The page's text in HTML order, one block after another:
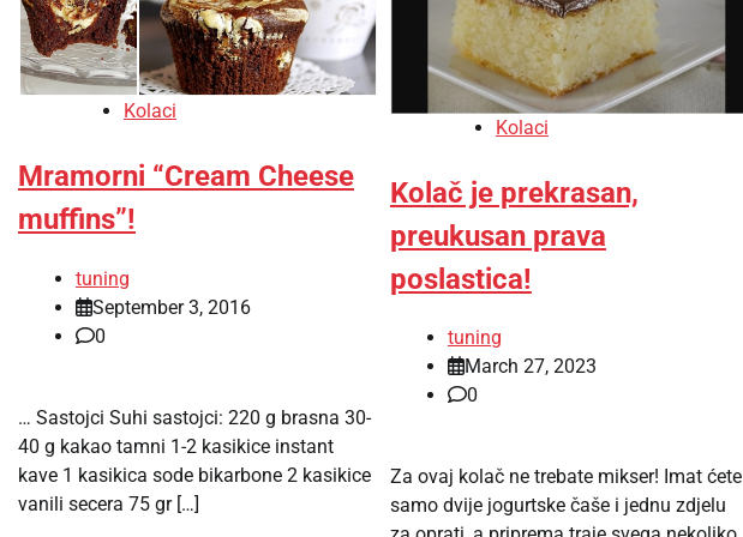
Kolaci
Mramorni “Cream Cheese
muffins”!
tuning
September 3, 2016
0
… Sastojci Suhi sastojci: 220 g brasna 30-
40 g kakao tamni 1-2 kasikice instant
kave 1 kasikica sode bikarbone 2 kasikice
vanili secera 75 gr […]
Kolaci
Kolač je prekrasan,
preukusan prava
poslastica!
tuning
March 27, 2023
0
Za ovaj kolač ne trebate mikser! Imat ćete
samo dvije jogurtske čaše i jednu zdjelu